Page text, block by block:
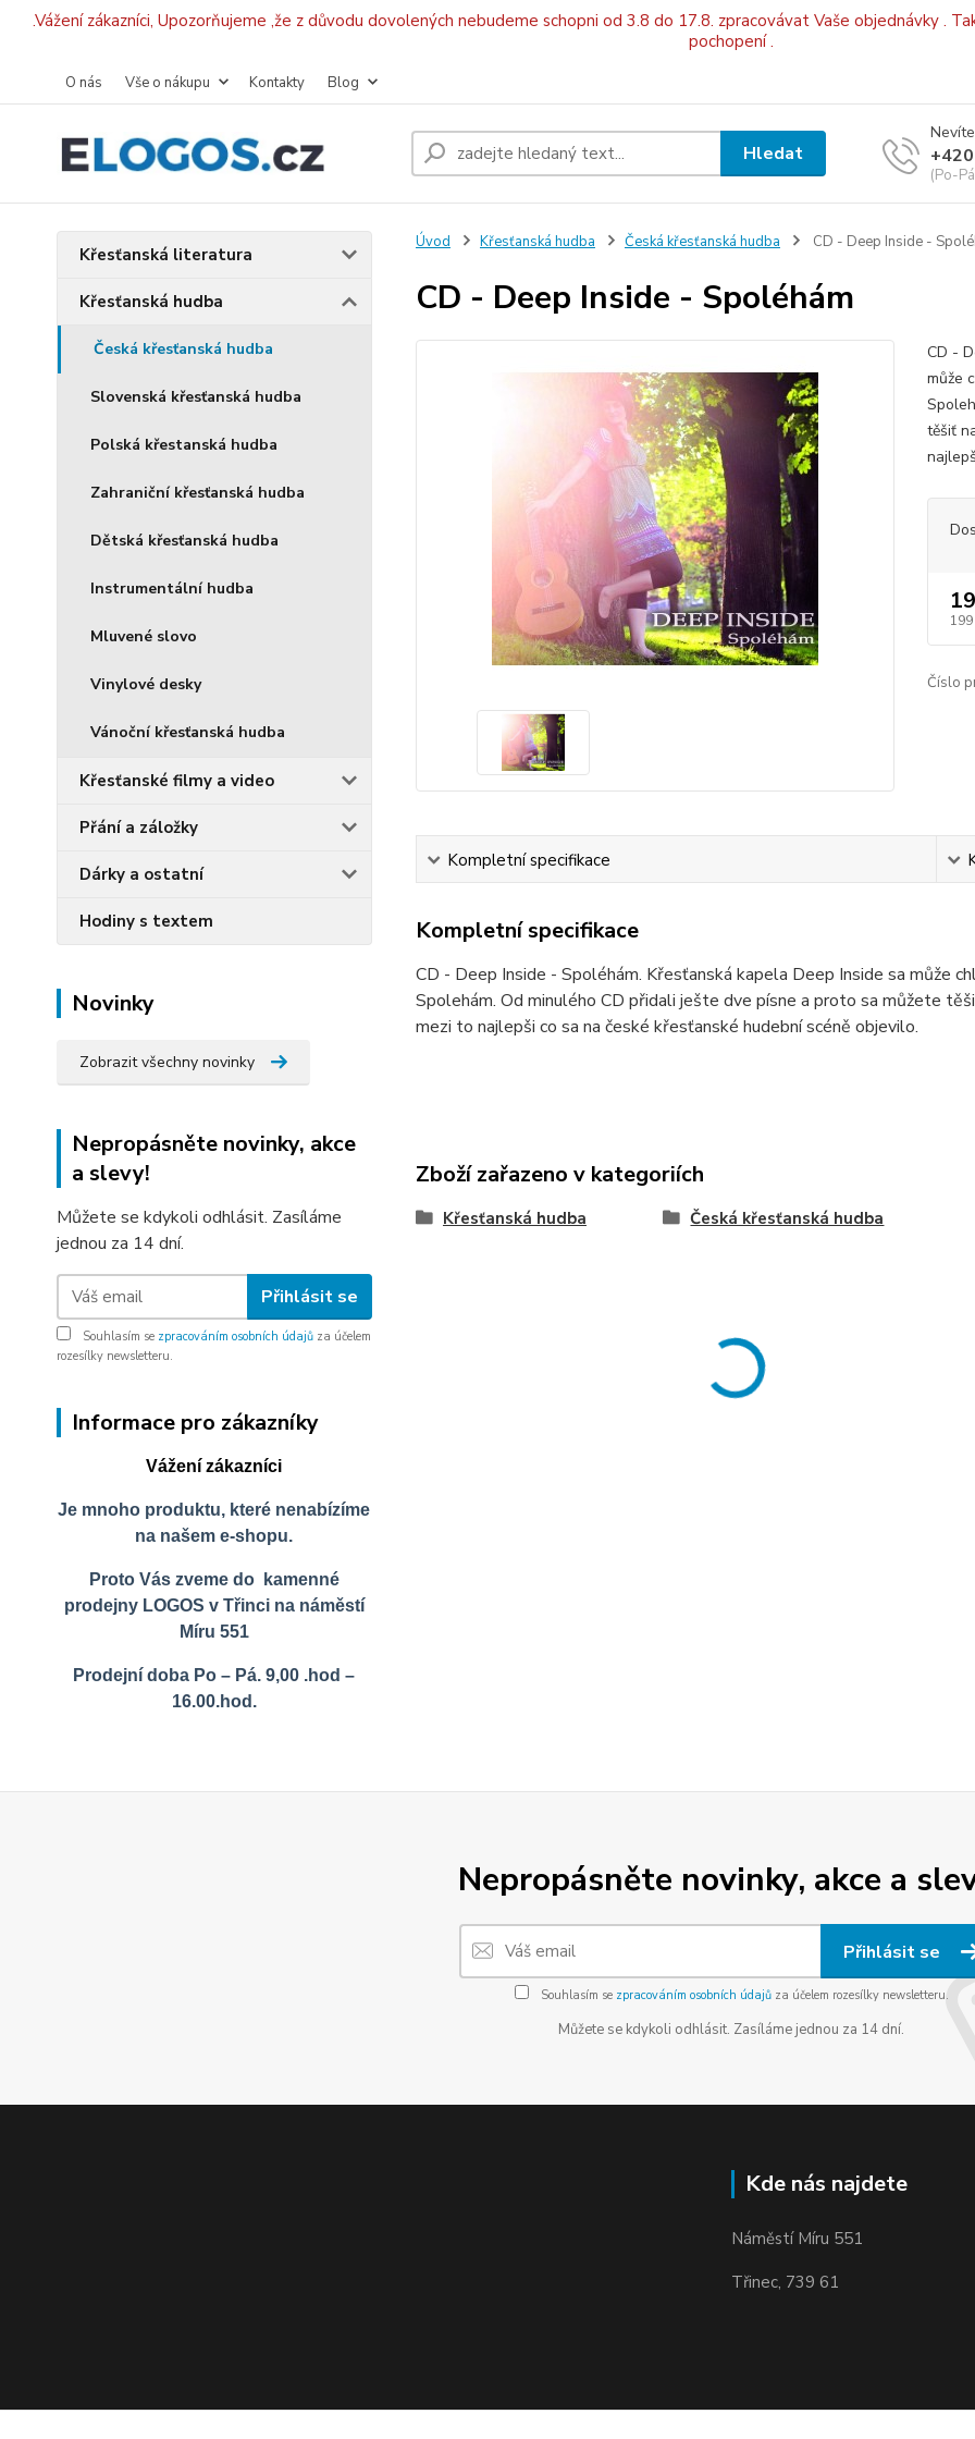
.Vážení zákazníci, Upozorňujeme ,že z důvodu dovolených nebudeme schopni od 3.8 do 17.8. zpracovávat Vaše objednávky .
pochopení .
O nás Vše o nákupu Kontakty Blog
Hledat
(Po-
Křesťanská literatura
Křesťanská hudba
Česká křesťanská hudba
Slovenská křesťanská hudba
Polská křestanská hudba
Zahraniční křesťanská hudba
Dětská křesťanská hudba
Instrumentální hudba
Mluvené slovo
Vinylové desky
Vánoční křesťanská hudba
Křesťanské filmy a video
Přání a záložky
Dárky a ostatní
Hodiny s textem
Novinky
Zobrazit všechny novinky
Nepropásněte novinky, akce
a slevy!
Můžete se kdykoli odhlásit. Zasíláme
jednou za 14 dní.
Přihlásit se
Souhlasím se zpracováním osobních údajů za účelem
rozesílky newsletteru.
Informace pro zákazníky
Vážení zákazníci
Je mnoho produktu, které nenabízíme
na našem e-shopu.
Proto Vás zveme do kamenné
prodejny LOGOS v Třinci na náměstí
Míru 551
Prodejní doba Po – Pá. 9,00 .hod –
16.00.hod.
Úvod Křesťanská hudba Česká křesťanská hudba CD - Deep Inside -
CD - Deep Inside - Spoléhám
CD -
může
těšiť
199
Číslo
Kompletní specifikace
Kompletní specifikace
CD - Deep Inside - Spoléhám. Křesťanská kapela Deep Inside sa může
Spolehám. Od minulého CD přidali ješte dve písne a proto sa můžete
mezi to najlepši co sa na české křesťanské hudební scéně objevilo.
Zboží zařazeno v kategoriích
Křesťanská hudba Česká křesťanská hudba
Nepropásněte novinky, akce a
Přihlásit se
Souhlasím se zpracováním osobních údajůza účelem rozesílky newsletteru.
Můžete se kdykoli odhlásit. Zasíláme jednou za 14 dní.
Kde nás najdete
Náměstí Míru 551
Třinec, 739 61